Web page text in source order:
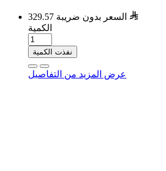
الكمية
نفذت الكمية
عرض المزيد من التفاصيل